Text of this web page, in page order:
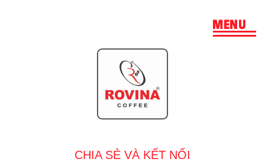
MENU
CHIA SẺ VÀ KẾT NỐI